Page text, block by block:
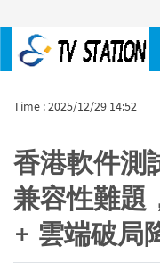
Time : 2025/12/29 14:52
香港軟件測
兼容性難
+ 雲端破局